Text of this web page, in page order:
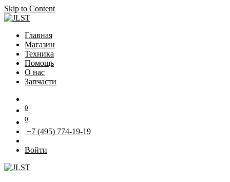
Skip to Content
Главная
Магазин
Техника
Помощь
О нас
Запчасти
0
0
+7 (495) 774-19-19
Войти